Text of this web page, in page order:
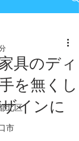
北区
市
具のディ
を無くし
インに